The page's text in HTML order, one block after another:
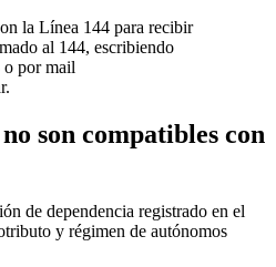
la Línea 144 para recibir
al 144, escribiendo
por mail
son compatibles con
de dependencia registrado en el
y régimen de autónomos